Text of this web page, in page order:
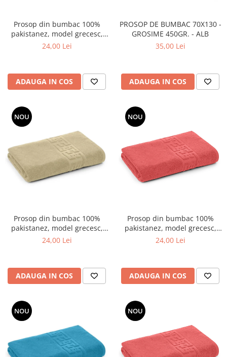
Prosop din bumbac 100%
pakistanez, model grecesc,
Verde deschis , 50x90 cm
24,00 Lei
ADAUGA IN COS
PROSOP DE BUMBAC 70X130 -
GROSIME 450GR. - ALB
35,00 Lei
ADAUGA IN COS
NOU
Prosop din bumbac 100%
pakistanez, model grecesc,
Crem , 50x90 cm
24,00 Lei
ADAUGA IN COS
NOU
Prosop din bumbac 100%
pakistanez, model grecesc,
Corai , 50x90 cm
24,00 Lei
ADAUGA IN COS
NOU NOU